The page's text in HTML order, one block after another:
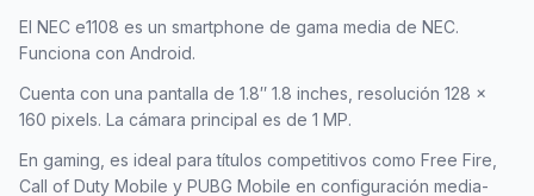
El NEC e1108 es un smartphone de gama media de NEC.
Funciona con Android.
Cuenta con una pantalla de 1.8″ 1.8 inches, resolución 128 x
160 pixels. La cámara principal es de 1 MP.
En gaming, es ideal para títulos competitivos como Free Fire,
Call of Duty Mobile y PUBG Mobile en configuración media-